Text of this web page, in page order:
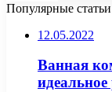
Популярные статьи
12.05.2022
Ванная